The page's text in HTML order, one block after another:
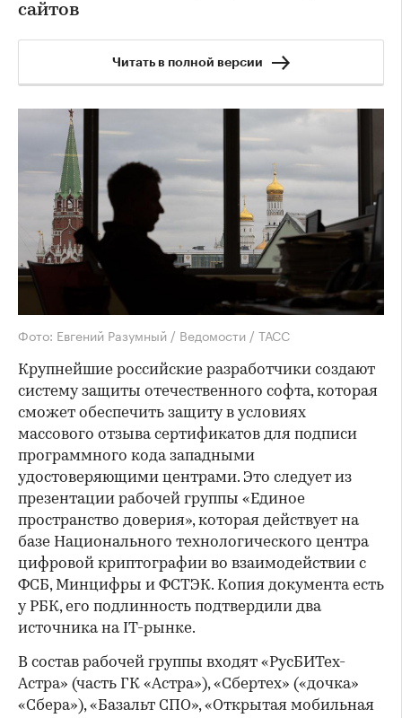
сайтов
Читать в полной версии
Фото: Евгений Разумный / Ведомости / ТАСС
Крупнейшие российские разработчики создают
систему защиты отечественного софта, которая
сможет обеспечить защиту в условиях
массового отзыва сертификатов для подписи
программного кода западными
удостоверяющими центрами. Это следует из
презентации рабочей группы «Единое
пространство доверия», которая действует на
базе Национального технологического центра
цифровой криптографии во взаимодействии с
ФСБ, Минцифры и ФСТЭК. Копия документа есть
у РБК, его подлинность подтвердили два
источника на IT-рынке.
В состав рабочей группы входят «РусБИТех-
Астра» (часть ГК «Астра»), «Сбертех» («дочка»
«Сбера»), «Базальт СПО», «Открытая мобильная